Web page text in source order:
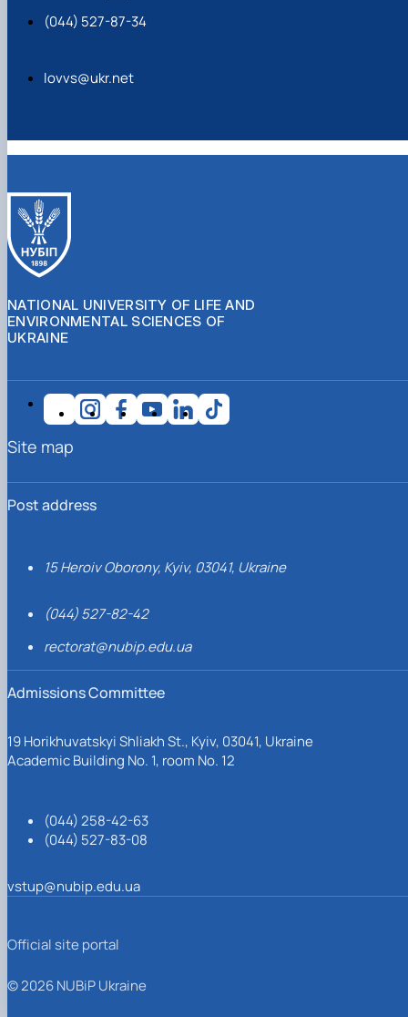
(044) 527-87-34
lovvs@ukr.net
NATIONAL UNIVERSITY OF LIFE AND
ENVIRONMENTAL SCIENCES OF
UKRAINE
Post address
15 Heroiv Oborony, Kyiv, 03041, Ukraine
(044) 527-82-42
rectorat@nubip.edu.ua
Admissions Committee
19 Horikhuvatskyi Shliakh St., Kyiv, 03041, Ukraine
Academic Building No. 1, room No. 12
(044) 258-42-63
(044) 527-83-08
vstup@nubip.edu.ua
Site map
Official site portal
© 2026 NUBiP Ukraine